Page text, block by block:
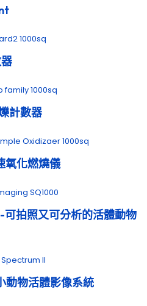
計數器
氧化燃燒儀
拍照又可分析的活體動物
動物活體影像系統